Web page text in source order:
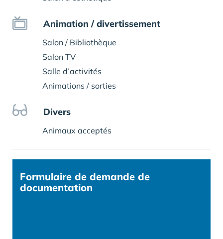
Animation / divertissement
Salon / Bibliothèque
Salon TV
Salle d’activités
Animations / sorties
Divers
Animaux acceptés
Formulaire de demande de
documentation